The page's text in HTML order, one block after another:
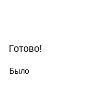
Готово!
Было